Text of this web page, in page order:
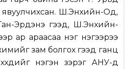
явуулчихсан. Ш.Энхийн-Од,
Эрдэнэ гээд, Ш.Энхийн-
ар араасаа нэг нэгээрээ
зам болгох гээд ганц
нэгэн зэрэг АНУ-д